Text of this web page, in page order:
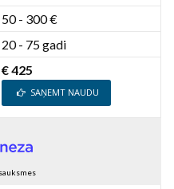
50 - 300 €
20 - 75 gadi
€ 425
SAŅEMT NAUDU